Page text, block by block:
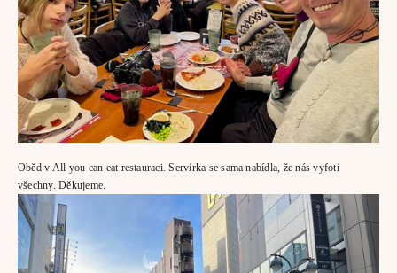
Oběd v All you can eat restauraci. Servírka se sama nabídla, že nás vyfotí
všechny. Děkujeme.